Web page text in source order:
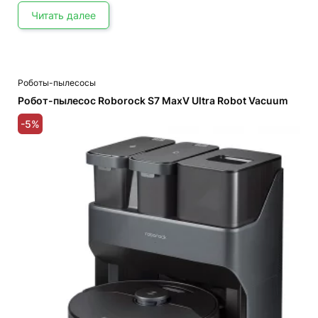
8,715,000 UZS.
Читать далее
Роботы-пылесосы
Робот-пылесос Roborock S7 MaxV Ultra Robot Vacuum
-5%